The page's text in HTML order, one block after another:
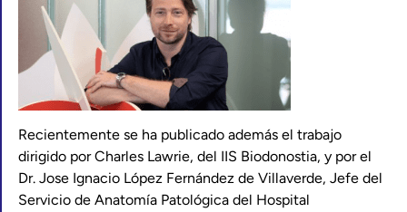
Recientemente se ha publicado además el trabajo
dirigido por Charles Lawrie, del IIS Biodonostia, y por el
Dr. Jose Ignacio López Fernández de Villaverde, Jefe del
Servicio de Anatomía Patológica del Hospital